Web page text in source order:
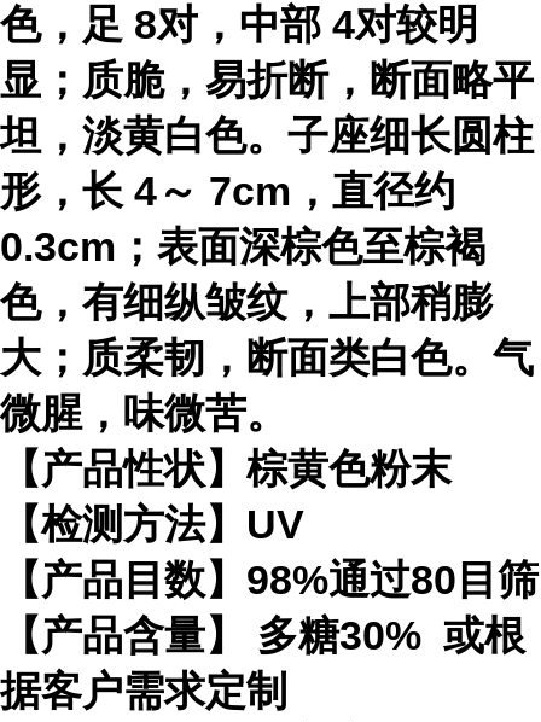
色，足 8对，中部 4对较明
显；质脆，易折断，断面略平
坦，淡黄白色。子座细长圆柱
形，长 4～ 7cm，直径约
0.3cm；表面深棕色至棕褐
色，有细纵皱纹，上部稍膨
大；质柔韧，断面类白色。气
微腥，味微苦。
【产品性状】棕黄色粉末
【检测方法】UV
【产品目数】98%通过80目筛
【产品含量】 多糖30% 或根
据客户需求定制